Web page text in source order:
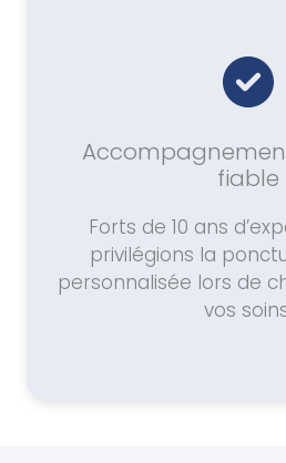
fiable
Forts de 10 ans
privilégions la
personnalisée lors de
vos